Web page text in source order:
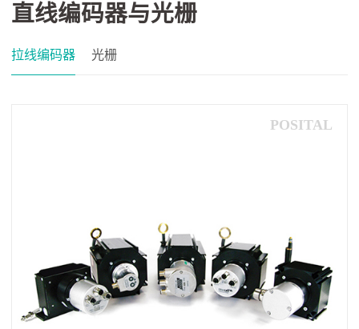
直线编码器与光栅
拉线编码器 光栅
POSITAL